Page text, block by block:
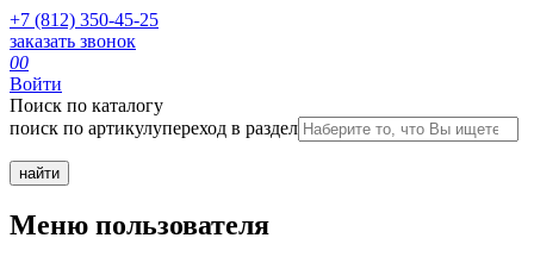
+7 (812) 350-45-25
заказать звонок
00
Войти
Поиск по каталогу
поиск по артикулупереход в раздел
Меню пользователя